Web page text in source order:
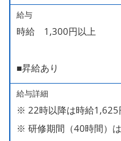
給与
時給 1,300円以上
■昇給あり
給与詳細
※ 22時以降は時給1,625
※ 研修期間（40時間）